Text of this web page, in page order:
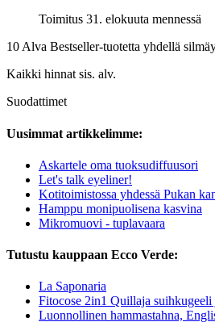
Toimitus 31. elokuuta mennessä
10 Alva Bestseller-tuotetta yhdellä
Kaikki hinnat sis. alv.
Suodattimet
Uusimmat artikkelimme:
Askartele oma tuoksudiffuusori
Let's talk eyeliner!
Kotitoimistossa yhdessä Pukan
Hamppu monipuolisena kasvina
Mikromuovi - tuplavaara
Tutustu kauppaan Ecco Verde:
La Saponaria
Fitocose 2in1 Quillaja suihkugeeli
Luonnollinen hammastahna,